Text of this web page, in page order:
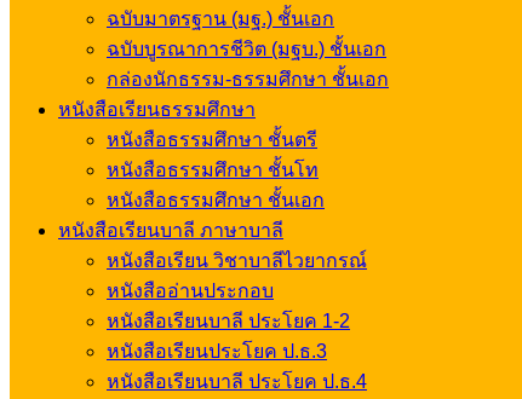
ฉบับมาตรฐาน (มฐ.) ชั้นเอก
ฉบับบูรณาการชีวิต (มฐบ.) ชั้นเอก
กล่องนักธรรม-ธรรมศึกษา ชั้นเอก
หนังสือเรียนธรรมศึกษา
หนังสือธรรมศึกษา ชั้นตรี
หนังสือธรรมศึกษา ชั้นโท
หนังสือธรรมศึกษา ชั้นเอก
หนังสือเรียนบาลี ภาษาบาลี
หนังสือเรียน วิชาบาลีไวยากรณ์
หนังสืออ่านประกอบ
หนังสือเรียนบาลี ประโยค 1-2
หนังสือเรียนประโยค ป.ธ.3
หนังสือเรียนบาลี ประโยค ป.ธ.4